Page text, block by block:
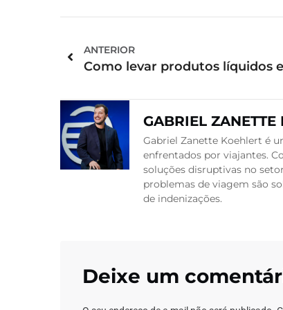
ANTERIOR
GABRIEL ZANETTE
Gabriel Zanette Koehlert é
enfrentados por viajantes.
soluções disruptivas no
problemas de viagem são
de indenizações.
Deixe um